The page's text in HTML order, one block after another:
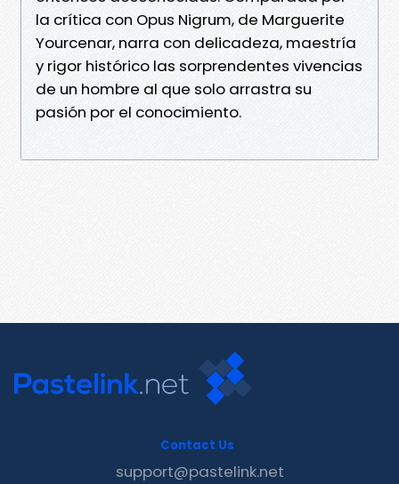
la crítica con Opus Nigrum, de Marguerite
Yourcenar, narra con delicadeza, maestría
y rigor histórico las sorprendentes vivencias
de un hombre al que solo arrastra su
pasión por el conocimiento.
Contact Us
support@pastelink.net